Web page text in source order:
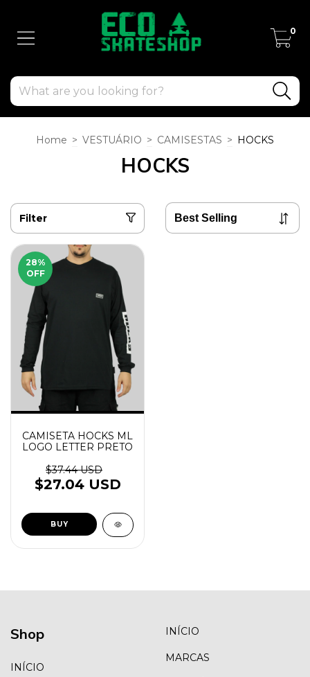
0
Home > VESTUÁRIO > CAMISESTAS > HOCKS
HOCKS
Filter
28%
OFF
CAMISETA HOCKS ML
LOGO LETTER PRETO
$37.44 USD
$27.04 USD
BUY
Shop
INÍCIO
INÍCIO
MARCAS